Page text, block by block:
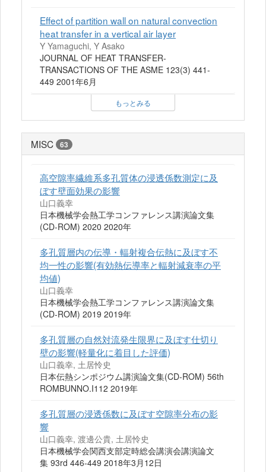
Effect of partition wall on natural convection
heat transfer in a vertical air layer
Y Yamaguchi, Y Asako
JOURNAL OF HEAT TRANSFER-
TRANSACTIONS OF THE ASME 123(3) 441-
449 2001年6月
もっとみる
MISC 63
高空隙率繊維系多孔質体の浸透係数測定に及
ぼす壁面効果の影響
山口義幸
日本機械学会熱工学コンファレンス講演論文集
(CD-ROM) 2020 2020年
多孔質層内の伝導・輻射複合伝熱に及ぼす不
均一性の影響(有効熱伝導率と輻射減衰率の平
均値)
山口義幸
日本機械学会熱工学コンファレンス講演論文集
(CD-ROM) 2019 2019年
多孔質層の自然対流発生限界に及ぼす仕切り
壁の影響(軽量化に着目した評価)
山口義幸, 土居怜史
日本伝熱シンポジウム講演論文集(CD-ROM) 56th
ROMBUNNO.I112 2019年
多孔質層の浸透係数に及ぼす空隙率分布の影
響
山口義幸, 渡邊公貴, 土居怜史
日本機械学会関西支部定時総会講演会講演論文
集 93rd 446‐449 2018年3月12日